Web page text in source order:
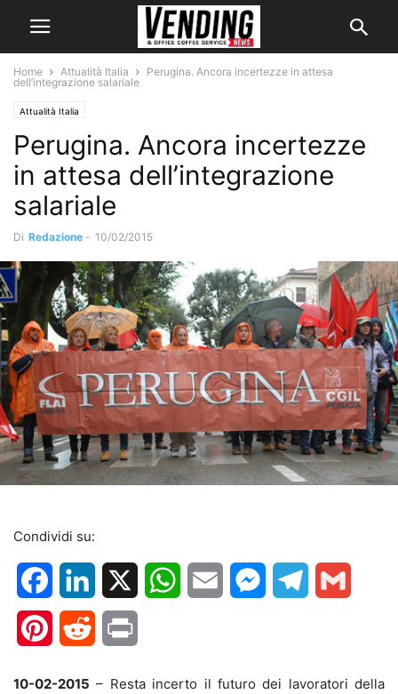
Home Attualità Italia
Perugina. Ancora incertezze in attesa
dell’integrazione salariale
Attualità Italia
Perugina. Ancora incertezze
in attesa dell’integrazione
salariale
Di Redazione - 10/02/2015
Condividi su:
FacebookLinkedIn WhatsApp
Email MessengerTelegram
PinterestReddit
10-02-2015 – Resta incerto il futuro dei lavoratori della